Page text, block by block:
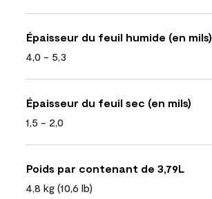
Épaisseur du feuil humide (en mils)
4,0 - 5,3
Épaisseur du feuil sec (en mils)
1,5 - 2,0
Poids par contenant de 3,79L
4,8 kg (10,6 lb)